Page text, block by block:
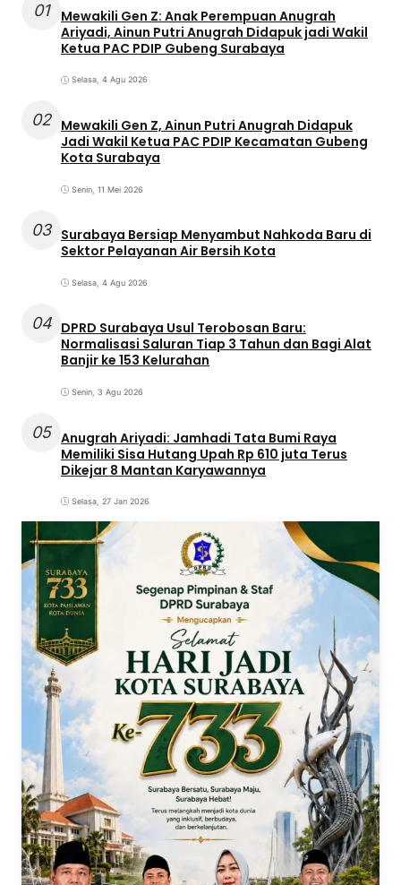
01
Mewakili Gen Z: Anak Perempuan Anugrah
Ariyadi, Ainun Putri Anugrah Didapuk jadi Wakil
Ketua PAC PDIP Gubeng Surabaya
Selasa, 4 Agu 2026
02 Mewakili Gen Z, Ainun Putri Anugrah Didapuk
Jadi Wakil Ketua PAC PDIP Kecamatan Gubeng
Kota Surabaya
Senin, 11 Mei 2026
03 Surabaya Bersiap Menyambut Nahkoda Baru di
Sektor Pelayanan Air Bersih Kota
Selasa, 4 Agu 2026
04 DPRD Surabaya Usul Terobosan Baru:
Normalisasi Saluran Tiap 3 Tahun dan Bagi Alat
Banjir ke 153 Kelurahan
Senin, 3 Agu 2026
05 Anugrah Ariyadi: Jamhadi Tata Bumi Raya
Memiliki Sisa Hutang Upah Rp 610 juta Terus
Dikejar 8 Mantan Karyawannya
Selasa, 27 Jan 2026